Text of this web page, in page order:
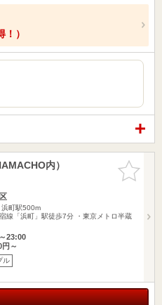
）
お気に入
りに追加
内）
浜町駅500m
線「浜町」駅徒歩7分 ・東京メトロ半蔵
23:00
円～
ル